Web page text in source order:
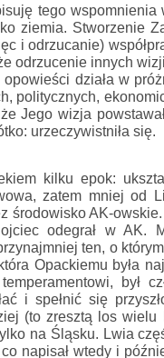
tego wspomnienia
ziemia. Stworzenie
i odrzucanie)
odrzucenie innych
działa w
politycznych,
Jego wizja
urzeczywistniła się.
kilku epok:
zatem mniej od
środowisko AK-
odegrał w AK.
ten, o
Opackiemu była
był
i spełnić się
(to zresztą los
na Śląsku. Lwia
napisał wtedy i